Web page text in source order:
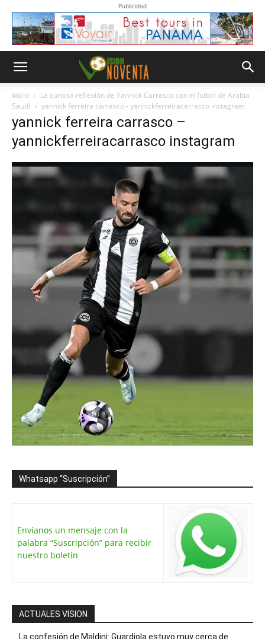
Publicidad
Inicio
La curiosa reflexión de Yannick Carrasco con el futbol de Arabia
Saudí
yannick ferreira carrasco - yannickferreiracarrasco instagram
yannick ferreira carrasco –
yannickferreiracarrasco instagram
Whatsapp “Suscripción”
Envíanos un mensaje con la
palabra “Suscripción” para recibir
nuestro boletín
ACTUALES VISION
La confesión de Maldini: Guardiola estuvo muy cerca de